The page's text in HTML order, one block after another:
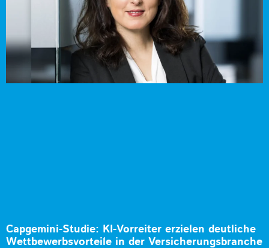
Capgemini-Studie: KI-Vorreiter erzielen deutliche
Wettbewerbsvorteile in der Versicherungsbranche